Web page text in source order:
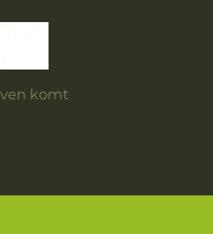
komt